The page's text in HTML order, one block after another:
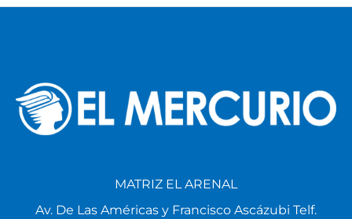
MATRIZ EL ARENAL
Av. De Las Américas y Francisco Ascázubi Telf.